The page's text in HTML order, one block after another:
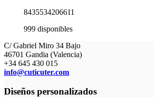
8435534206611
999 disponibles
C/ Gabriel Miro 34 Bajo
46701 Gandia (Valencia)
+34 645 430 015
info@cuticuter.com
Diseños personalizados